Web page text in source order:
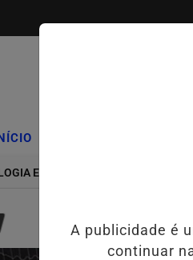
INOVAÇÃO PARA ESTUDANTES DA
A publicidade é
continuar